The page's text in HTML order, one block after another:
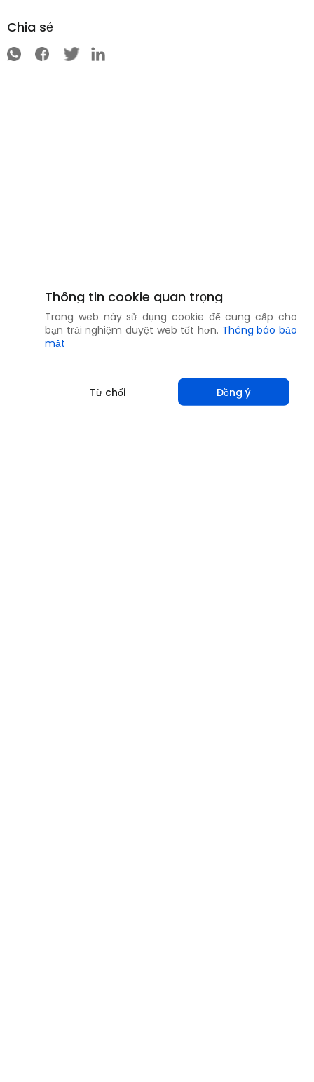
Chia sẻ
Thông tin cookie quan trọng
Trang web này sử dụng cookie để cung cấp cho
bạn trải nghiệm duyệt web tốt hơn. Thông báo bảo
mật
Từ chối Đồng ý